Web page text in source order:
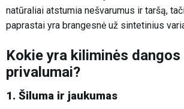
natūraliai atstumia nešvarumus ir taršą,
paprastai yra brangesnė už sintetinius
Kokie yra kiliminės dangos
privalumai?
1. Šiluma ir jaukumas